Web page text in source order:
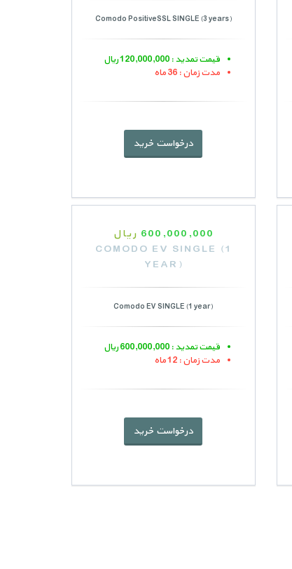
Comodo PositiveSSL SINGLE (3 years)
قیمت تمدید : 120,000,000 ریال
مدت زمان : 36 ماه
درخواست خرید
600,000,000 ریال
COMODO EV SINGLE (1
YEAR)
Comodo EV SINGLE (1 year)
قیمت تمدید : 600,000,000 ریال
مدت زمان : 12 ماه
درخواست خرید